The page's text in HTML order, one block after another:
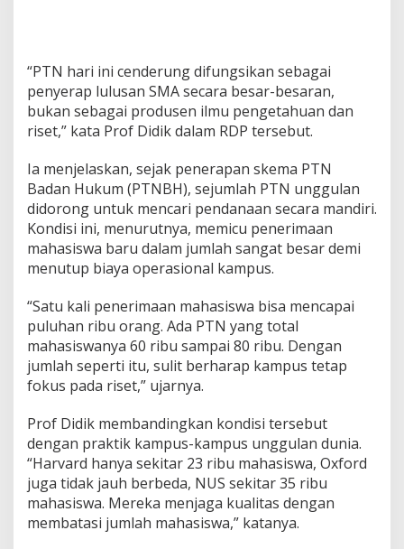
“PTN hari ini cenderung difungsikan sebagai
penyerap lulusan SMA secara besar-besaran,
bukan sebagai produsen ilmu pengetahuan dan
riset,” kata Prof Didik dalam RDP tersebut.
Ia menjelaskan, sejak penerapan skema PTN
Badan Hukum (PTNBH), sejumlah PTN unggulan
didorong untuk mencari pendanaan secara mandiri.
Kondisi ini, menurutnya, memicu penerimaan
mahasiswa baru dalam jumlah sangat besar demi
menutup biaya operasional kampus.
“Satu kali penerimaan mahasiswa bisa mencapai
puluhan ribu orang. Ada PTN yang total
mahasiswanya 60 ribu sampai 80 ribu. Dengan
jumlah seperti itu, sulit berharap kampus tetap
fokus pada riset,” ujarnya.
Prof Didik membandingkan kondisi tersebut
dengan praktik kampus-kampus unggulan dunia.
“Harvard hanya sekitar 23 ribu mahasiswa, Oxford
juga tidak jauh berbeda, NUS sekitar 35 ribu
mahasiswa. Mereka menjaga kualitas dengan
membatasi jumlah mahasiswa,” katanya.